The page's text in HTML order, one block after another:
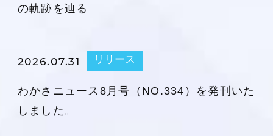
の軌跡を辿る
2026.07.31 リリース
わかさニュース8月号（NO.334）を発刊いた
しました。